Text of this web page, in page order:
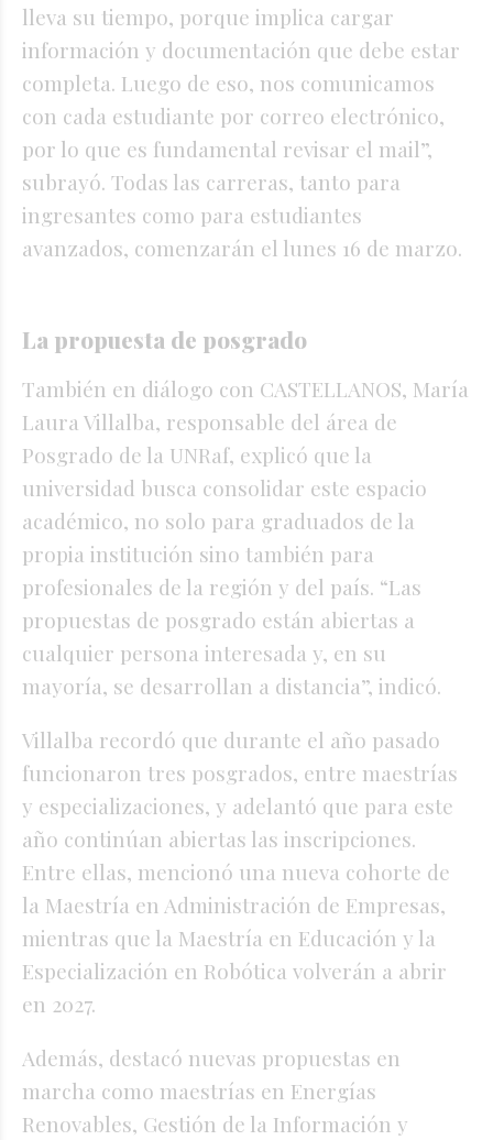
lleva su tiempo, porque implica cargar
información y documentación que debe estar
completa. Luego de eso, nos comunicamos
con cada estudiante por correo electrónico,
por lo que es fundamental revisar el mail”,
subrayó. Todas las carreras, tanto para
ingresantes como para estudiantes
avanzados, comenzarán el lunes 16 de marzo.
La propuesta de posgrado
También en diálogo con CASTELLANOS, María
Laura Villalba, responsable del área de
Posgrado de la UNRaf, explicó que la
universidad busca consolidar este espacio
académico, no solo para graduados de la
propia institución sino también para
profesionales de la región y del país. “Las
propuestas de posgrado están abiertas a
cualquier persona interesada y, en su
mayoría, se desarrollan a distancia”, indicó.
Villalba recordó que durante el año pasado
funcionaron tres posgrados, entre maestrías
y especializaciones, y adelantó que para este
año continúan abiertas las inscripciones.
Entre ellas, mencionó una nueva cohorte de
la Maestría en Administración de Empresas,
mientras que la Maestría en Educación y la
Especialización en Robótica volverán a abrir
en 2027.
Además, destacó nuevas propuestas en
marcha como maestrías en Energías
Renovables, Gestión de la Información y